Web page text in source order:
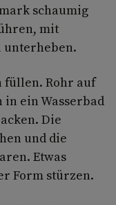
schaumig
mit
unterheben.
füllen. Rohr auf
in ein Wasserbad
Die
und die
Etwas
Form stürzen.